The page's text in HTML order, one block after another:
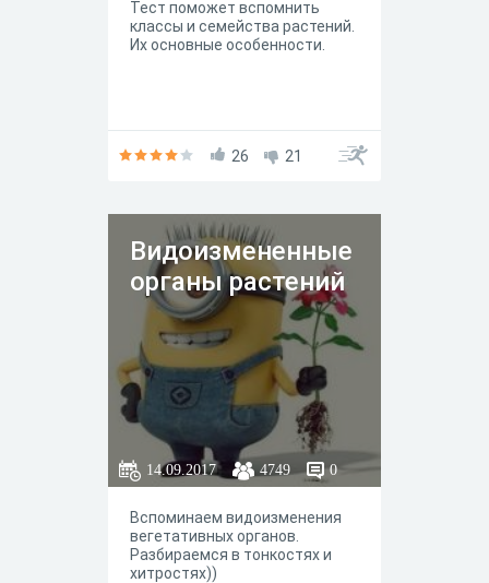
Тест поможет вспомнить
классы и семейства растений.
Их основные особенности.
26 21
Видоизмененные
органы растений
14.09.2017 4749 0
Вспоминаем видоизменения
вегетативных органов.
Разбираемся в тонкостях и
хитростях))